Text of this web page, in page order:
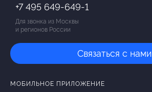
+7 495 649-649-1
Для звонка из Москвы
и регионов России
Связаться с нами
МОБИЛЬНОЕ ПРИЛОЖЕНИЕ